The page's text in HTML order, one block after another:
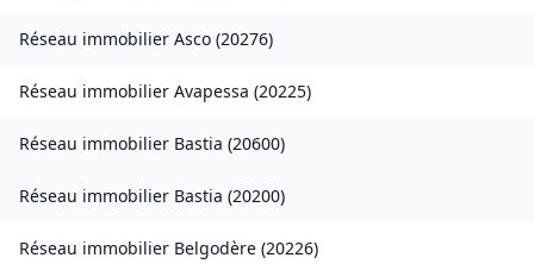
Réseau immobilier Asco (20276)
Réseau immobilier Avapessa (20225)
Réseau immobilier Bastia (20600)
Réseau immobilier Bastia (20200)
Réseau immobilier Belgodère (20226)